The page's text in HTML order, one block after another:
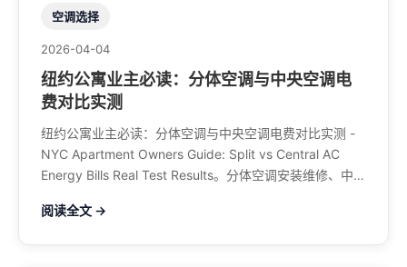
空调选择
2026-04-04
纽约公寓业主必读：分体空调与中央空调电
费对比实测
纽约公寓业主必读：分体空调与中央空调电费对比实测 -
NYC Apartment Owners Guide: Split vs Central AC
Energy Bills Real Test Results。分体空调安装维修、中央
电话：929-708-8979
阅读全文 →